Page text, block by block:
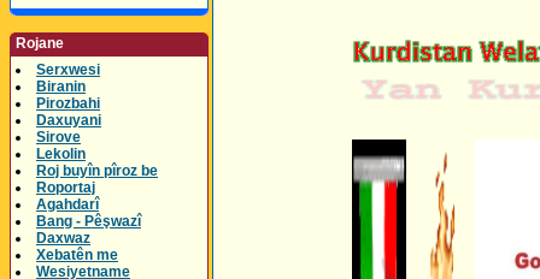
Rojane
Serxwesi
Biranin
Pirozbahi
Daxuyani
Sirove
Lekolin
Roj buyîn pîroz be
Roportaj
Agahdarî
Bang - Pêşwazî
Daxwaz
Xebatên me
Wesiyetname